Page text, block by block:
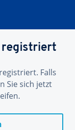
registriert
Falls
Sie sich jetzt